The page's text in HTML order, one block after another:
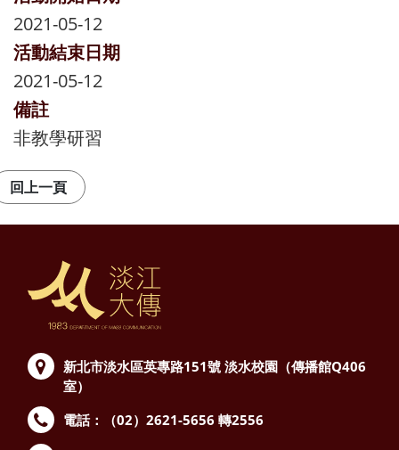
2021-05-12
活動結束日期
2021-05-12
備註
非教學研習
新北市淡水區英專路151號 淡水校園（傳播館Q406
室）
電話：（02）2621-5656 轉2556